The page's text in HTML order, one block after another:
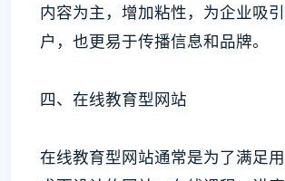
内容为主，增加粘性，为企业吸
户，也更易于传播信息和品牌。
四、在线教育型网站
在线教育型网站通常是为了满足